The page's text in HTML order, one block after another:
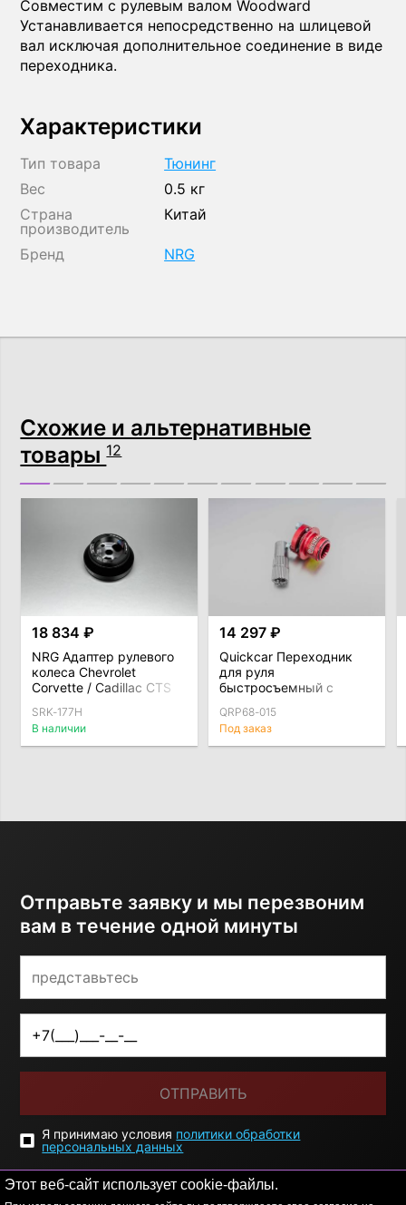
Этот веб-сайт использует cookie-файлы.
Совместим с рулевым валом Woodward
Устанавливается непосредственно на шлицевой
вал исключая дополнительное соединение в виде
переходника.
Характеристики
Тип товара
Тюнинг
Вес
0.5 кг
Страна
производитель
Китай
Бренд NRG
Схожие и альтернативные
товары12
18 834 ₽
NRG Адаптер рулевого
колеса Chevrolet
Corvette / Cadillac CTS
SRK-177H
В наличии
14 297 ₽
Quickcar Переходник
для руля
быстросъемный с
QRP68-015
Под заказ
Отправьте заявку и мы перезвоним
вам в течение одной минуты
ОТПРАВИТЬ
Я принимаю условия политики обработки
персональных данных